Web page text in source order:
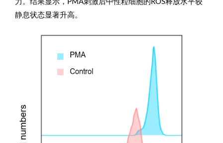
力。结果显示，PMA刺激后中性粒细胞的ROS释放水平较
静息状态显著升高。